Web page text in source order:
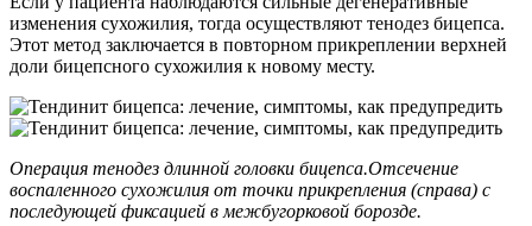
изменения сухожилия, тогда осуществляют тенодез бицепса.
Этот метод заключается в повторном прикреплении верхней
доли бицепсного сухожилия к новому месту.
Операция тенодез длинной головки бицепса.Отсечение
воспаленного сухожилия от точки прикрепления (справа) с
последующей фиксацией в межбугорковой борозде.